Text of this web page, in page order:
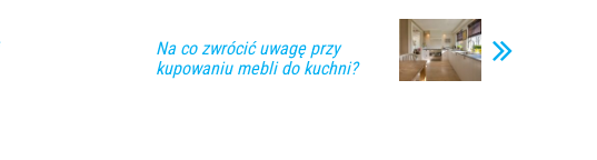
Na co zwrócić uwagę przy
kupowaniu mebli do kuchni?